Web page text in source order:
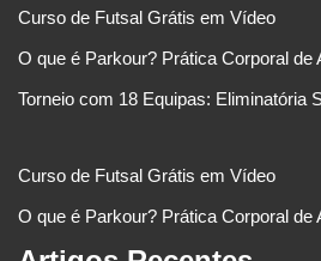
Curso de Futsal Grátis em Vídeo
O que é Parkour? Prática Corporal de
Torneio com 18 Equipas: Eliminatória
Curso de Futsal Grátis em Vídeo
O que é Parkour? Prática Corporal de